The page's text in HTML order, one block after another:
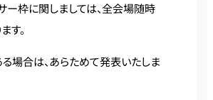
ー枠に関しましては、全会場随時
す。
場合は、あらためて発表いたしま